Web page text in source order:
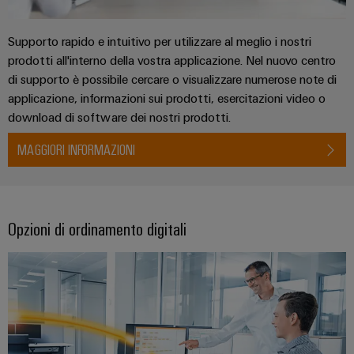
rispettosa
clima
nel
trasporto
ferroviario
Infrastrutture
degli
edifici
requisiti
specifici
dell’infrastruttura
di
costruzione
Costruzione
di
dei
industriali
easyConnect
Power
Plant
Controller
Manufacturer
Morsetti
per
circuito
stampato
e
da
e
sovratensioni
Combiner
box
per
il
bus
di
campo
Automazione
soluzioni
per
l’IIoT
e
l’automazione
Supporto rapido e intuitivo per utilizzare al meglio i nostri
prodotti all'interno della vostra applicazione. Nel nuovo centro
di supporto è possibile cercare o visualizzare numerose note di
applicazione, informazioni sui prodotti, esercitazioni video o
download di software dei nostri prodotti.
MAGGIORI INFORMAZIONI
Opzioni di ordinamento digitali